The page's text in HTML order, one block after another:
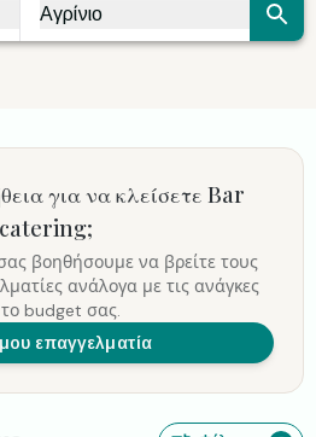
Αγρίνιο
για να κλείσετε Bar
catering;
βοηθήσουμε να βρείτε τους
ανάλογα με τις ανάγκες
το budget σας.
επαγγελματία